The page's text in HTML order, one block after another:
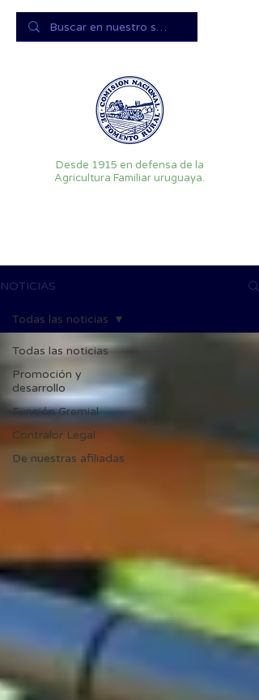
Desde 1915 en defensa de la
Agricultura Familiar uruguaya.
NOTICIAS
Todas las noticias
Promoción y
desarrollo
Función Gremial
Contralor Legal
De nuestras afiliadas
Todas las noticias